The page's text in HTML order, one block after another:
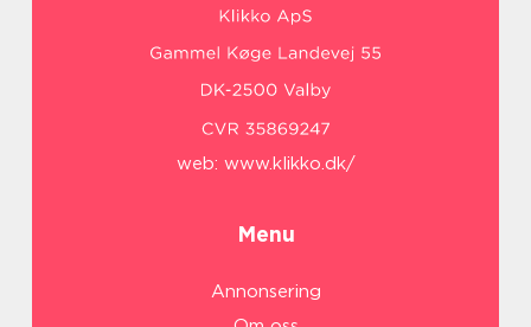
web: www.klikko.dk/
Menu
Annonsering